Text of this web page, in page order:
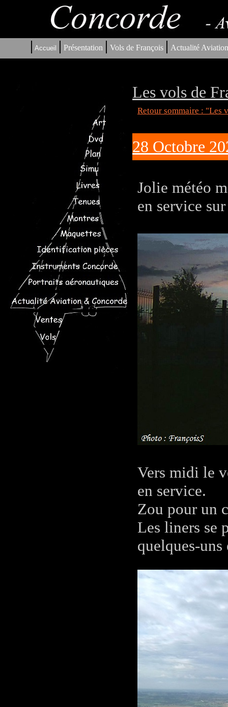
| Accueil | Présentation | Vols de François | Actualité
Les vols de
Retour sommaire : "Les
28 Octobre
Jolie météo
en service
Vers midi le
en service.
Zou pour un
Les liners se
quelques-